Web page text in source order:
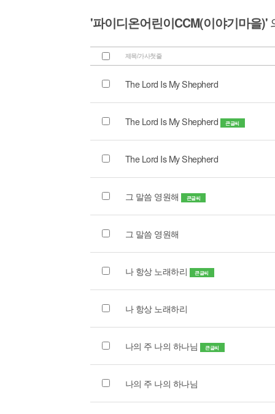
'파이디온어린이CCM(이야기마을)'
제목/가사첫줄
The Lord Is My Shepherd
The Lord Is My Shepherd 큰글씨
The Lord Is My Shepherd
그 말씀 영원해 큰글씨
그 말씀 영원해
나 항상 노래하리 큰글씨
나 항상 노래하리
나의 주 나의 하나님 큰글씨
나의 주 나의 하나님